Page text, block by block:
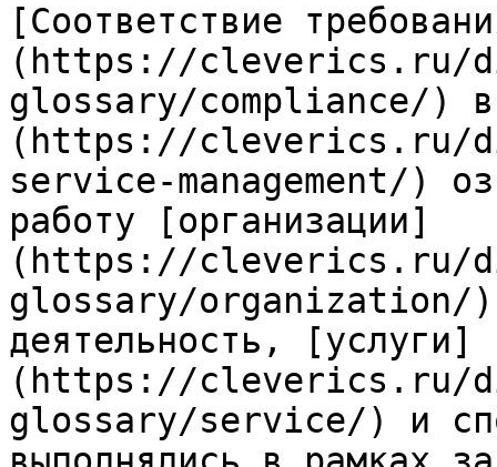
[Соответствие
(https://cleverics.ru/
glossary/compliance/)
(https://cleverics.ru/
service-management/)
работу [организации]
(https://cleverics.ru/
glossary/organization/)
деятельность, [услуги]
(https://cleverics.ru/
glossary/service/) и